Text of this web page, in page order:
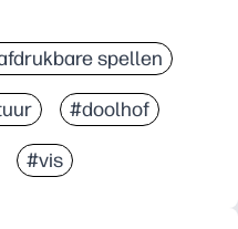
spellen
#doolhof
#vis